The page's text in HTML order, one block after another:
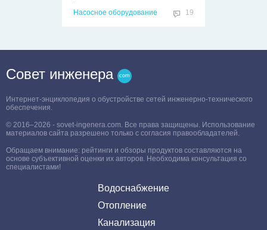
Насосное оборудование 19
Совет инженера
Интернет-энциклопедия о обустройстве сетей инженерно-технического
обеспечения.
© 2016–2026 - sovet-ingenera.com. Все права защищены. Использование
материалов сайта разрешено только с согласия правообладателей.
Обращаем внимание: рейтинги и обзоры продуктов составляются на
основе субъективной оценки их авторов. Необходима консультация со
специалистами!
Водоснабжение
Отопление
Канализация